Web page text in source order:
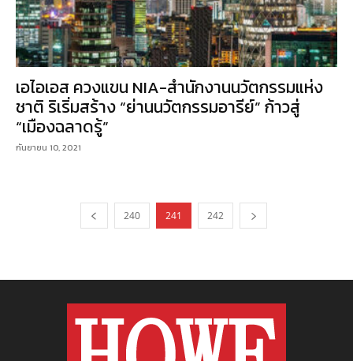
เอไอเอส ควงแขน NIA-สำนักงานนวัตกรรมแห่ง
ชาติ ริเริ่มสร้าง “ย่านนวัตกรรมอารีย์” ก้าวสู่
“เมืองฉลาดรู้”
กันยายน 10, 2021
240 241 242